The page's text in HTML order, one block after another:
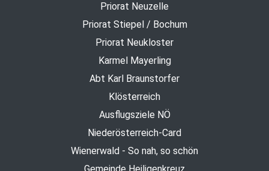
Priorat Neuzelle
Priorat Stiepel / Bochum
Priorat Neukloster
Karmel Mayerling
Abt Karl Braunstorfer
Klösterreich
Ausflugsziele NÖ
Niederösterreich-Card
Wienerwald - So nah, so schön